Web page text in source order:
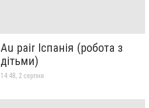
Au pair Іспанія (робота з
дітьми)
14:48, 2 серпня